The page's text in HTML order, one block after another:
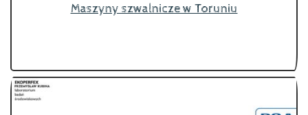
Maszyny szwalnicze w Toruniu